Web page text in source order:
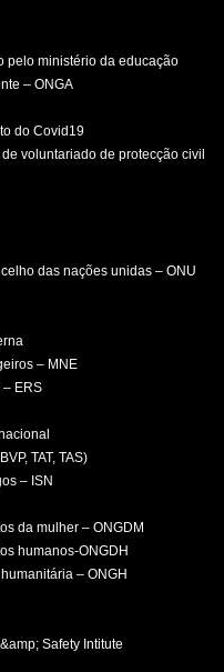
pelo ministério da educação
– ONGA
do Covid19
voluntariado de protecção civil
das nações unidas – ONU
– MNE
ERS
TAT, TAS)
– ISN
da mulher – ONGDM
humanos-ONGDH
– ONGH
Safety Intitute